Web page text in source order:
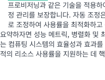
프로비저닝과 같은 기술을 적용
정 관리를 보장합니다. 자동 조정
로 조정하여 사용률을 최적화하
요약하자면 성능 메트릭, 병렬화 및
는 컴퓨팅 시스템의 효율성과 효과
적의 리소스 사용률을 지원하는 데